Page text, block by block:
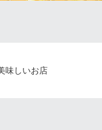
味しいお店